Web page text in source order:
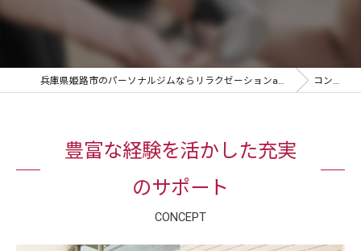
兵庫県姫路市のパーソナルジムならリラクゼーションandパーソナルトレーニングLasyl コンセプト
豊富な経験を活かした充実
のサポート
CONCEPT